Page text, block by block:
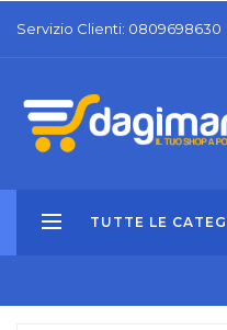
Servizio Clienti: 0809698630
TUTTE LE